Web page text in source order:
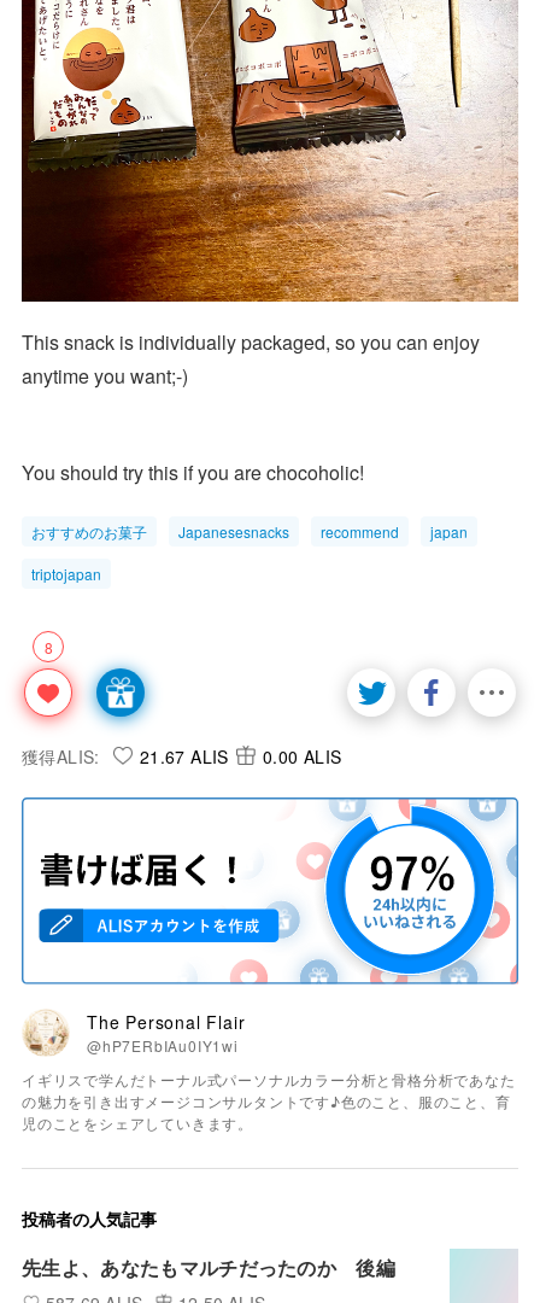
This snack is individually packaged, so you can enjoy
anytime you want;-)
You should try this if you are chocoholic!
おすすめのお菓子 Japanesesnacks recommend japan
triptojapan
8
獲得ALIS: 21.67 ALIS 0.00 ALIS
The Personal Flair
@hP7ERbIAu0IY1wi
イギリスで学んだトーナル式パーソナルカラー分析と骨格分析であなた
の魅力を引き出すメージコンサルタントです♪色のこと、服のこと、育
児のことをシェアしていきます。
投稿者の人気記事
先生よ、あなたもマルチだったのか 後編